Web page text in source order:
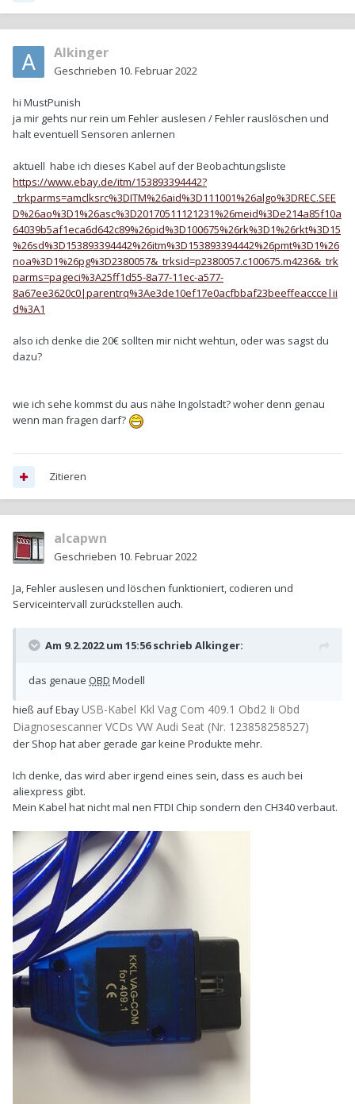
Alkinger
Geschrieben 10. Februar 2022
hi MustPunish
ja mir gehts nur rein um Fehler auslesen / Fehler rauslöschen und
halt eventuell Sensoren anlernen
aktuell habe ich dieses Kabel auf der Beobachtungsliste
https://www.ebay.de/itm/153893394442?
_trkparms=amclksrc%3DITM%26aid%3D111001%26algo%3DREC.SEE
D%26ao%3D1%26asc%3D20170511121231%26meid%3De214a85f10a
64039b5af1eca6d642c89%26pid%3D100675%26rk%3D1%26rkt%3D15
%26sd%3D153893394442%26itm%3D153893394442%26pmt%3D1%26
noa%3D1%26pg%3D2380057&_trksid=p2380057.c100675.m4236&_trk
parms=pageci%3A25ff1d55-8a77-11ec-a577-
8a67ee3620c0|parentrq%3Ae3de10ef17e0acfbbaf23beeffeaccce|ii
d%3A1
also ich denke die 20€ sollten mir nicht wehtun, oder was sagst du
dazu?
wie ich sehe kommst du aus nähe Ingolstadt? woher denn genau
wenn man fragen darf?
Zitieren
alcapwn
Geschrieben 10. Februar 2022
Ja, Fehler auslesen und löschen funktioniert, codieren und
Serviceintervall zurückstellen auch.
Am 9.2.2022 um 15:56 schrieb Alkinger:
das genaue OBD Modell
hieß auf EbayUSB-Kabel Kkl Vag Com 409.1 Obd2 Ii Obd
Diagnosescanner VCDs VW Audi Seat (Nr. 123858258527)
der Shop hat aber gerade gar keine Produkte mehr.
Ich denke, das wird aber irgend eines sein, dass es auch bei
aliexpress gibt.
Mein Kabel hat nicht mal nen FTDI Chip sondern den CH340 verbaut.